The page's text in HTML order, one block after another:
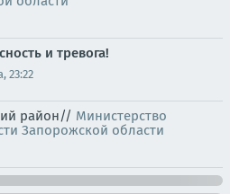
и тревога!
23:22
район// Министерство
Запорожской области